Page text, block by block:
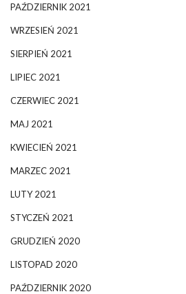
PAŹDZIERNIK 2021
WRZESIEŃ 2021
SIERPIEŃ 2021
LIPIEC 2021
CZERWIEC 2021
MAJ 2021
KWIECIEŃ 2021
MARZEC 2021
LUTY 2021
STYCZEŃ 2021
GRUDZIEŃ 2020
LISTOPAD 2020
PAŹDZIERNIK 2020